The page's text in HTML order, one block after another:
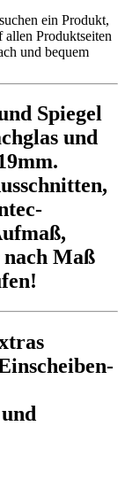
ein Produkt,
Produktseiten
und bequem
Spiegel
und
Maß